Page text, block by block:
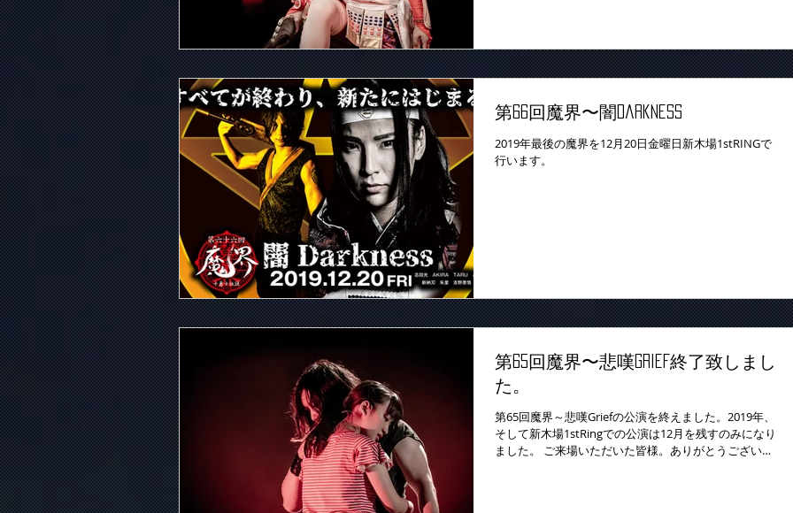
第66回魔界〜闇Darkness
2019年最後の魔界を12月20日金曜日新木場1stRINGで
行います。
第65回魔界〜悲嘆Grief終了致しまし
た。
第65回魔界～悲嘆Griefの公演を終えました。2019年、
そして新木場1stRingでの公演は12月を残すのみになり
ました。 ご来場いただいた皆様。ありがとうございま